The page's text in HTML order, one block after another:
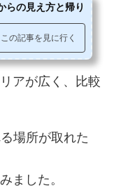
らの見え方と帰り
立の花火」土曜日、か
あり、混雑はかなりの
この記事を見に行く
アが広く、比較
場所が取れた
ました。